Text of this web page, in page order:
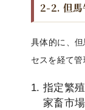
2-2. 但馬
具体的に、
セスを経て管
指定繁
家畜市